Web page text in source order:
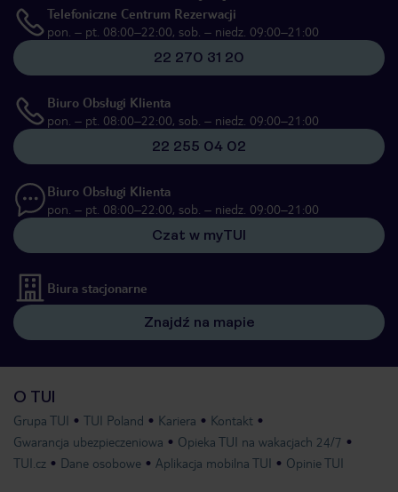
Telefoniczne Centrum Rezerwacji
pon. – pt. 08:00–22:00, sob. – niedz. 09:00–21:00
22 270 31 20
Biuro Obsługi Klienta
pon. – pt. 08:00–22:00, sob. – niedz. 09:00–21:00
22 255 04 02
Biuro Obsługi Klienta
pon. – pt. 08:00–22:00, sob. – niedz. 09:00–21:00
Czat w myTUI
Biura stacjonarne
Znajdź na mapie
O TUI
Grupa TUI TUI Poland Kariera
Kontakt
Gwarancja ubezpieczeniowa
Opieka TUI na wakacjach 24/7
TUI.cz
Dane osobowe Aplikacja mobilna TUI Opinie TUI